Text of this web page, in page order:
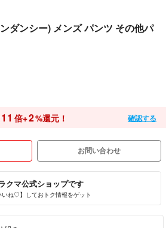
ダンシー) メンズ パンツ その他パ
11 倍+2%還元！ 確認する
お問い合わせ
クマ公式ショップです
ね♡】しておトク情報をゲット